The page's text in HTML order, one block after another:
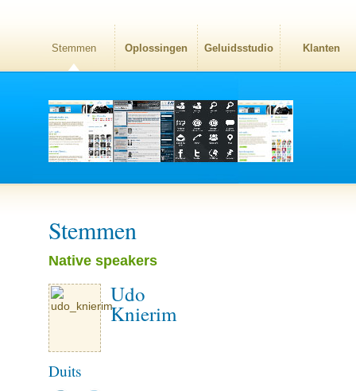
Stemmen Oplossingen Geluidsstudio Klanten
Stemmen
Native speakers
Udo
Knierim
Duits